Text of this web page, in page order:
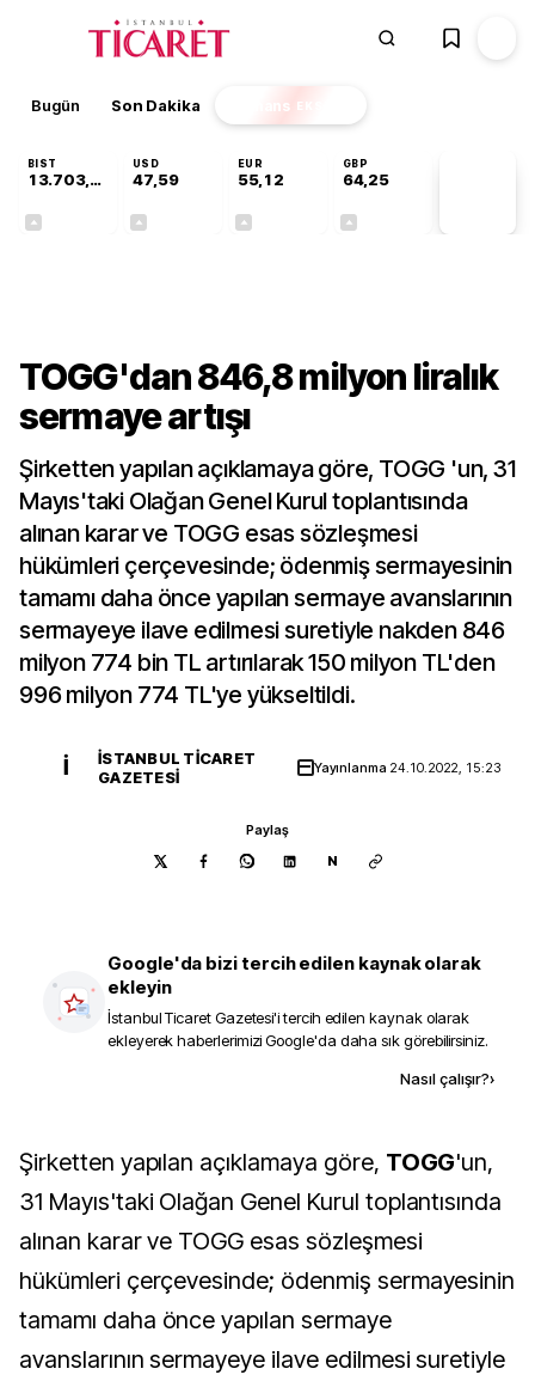
Bugün Son Dakika Finans EKSTRA
BIST
13.703,13
USD
47,59
EUR
55,12
GBP
64,25
TOGG'dan 846,8 milyon liralık
sermaye artışı
Şirketten yapılan açıklamaya göre, TOGG 'un, 31
Mayıs'taki Olağan Genel Kurul toplantısında
alınan karar ve TOGG esas sözleşmesi
hükümleri çerçevesinde; ödenmiş sermayesinin
tamamı daha önce yapılan sermaye avanslarının
sermayeye ilave edilmesi suretiyle nakden 846
milyon 774 bin TL artırılarak 150 milyon TL'den
996 milyon 774 TL'ye yükseltildi.
İ
İSTANBUL TICARET
GAZETESI
Yayınlanma 24.10.2022, 15:23
Paylaş
N
Google'da bizi tercih edilen kaynak olarak
ekleyin
İstanbul Ticaret Gazetesi'i tercih edilen kaynak olarak
ekleyerek haberlerimizi Google'da daha sık görebilirsiniz.
Nasıl çalışır?›
Şirketten yapılan açıklamaya göre, TOGG'un,
31 Mayıs'taki Olağan Genel Kurul toplantısında
alınan karar ve TOGG esas sözleşmesi
hükümleri çerçevesinde; ödenmiş sermayesinin
tamamı daha önce yapılan sermaye
avanslarının sermayeye ilave edilmesi suretiyle